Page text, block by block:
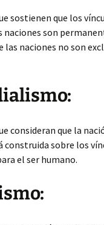
sostienen que los
naciones son
las naciones no son
consideran que la
construida sobre los
el ser humano.